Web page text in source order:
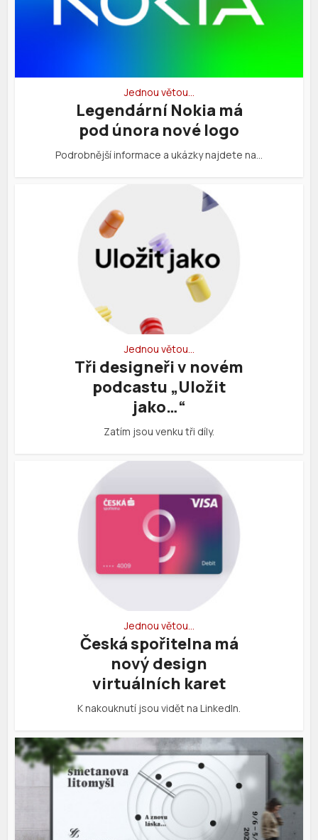
Jednou větou…
Legendární Nokia má
pod února nové logo
Podrobnější informace a ukázky najdete na…
Jednou větou…
Tři designeři v novém
podcastu „Uložit
jako…“
Zatím jsou venku tři díly.
Jednou větou…
Česká spořitelna má
nový design
virtuálních karet
K nakouknutí jsou vidět na LinkedIn.